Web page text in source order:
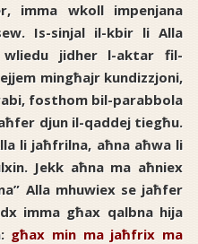
imma wkoll impenjana
Is-sinjal il-kbir li Alla
jidher l-aktar fil-
mingħajr kundizzjoni,
fosthom bil-parabbola
djun il-qaddej tiegħu.
li jaħfrilna, aħna aħwa li
Jekk aħna ma aħniex
Alla mhuwiex se jaħfer
imma għax qalbna hija
għax min ma jaħfrix ma